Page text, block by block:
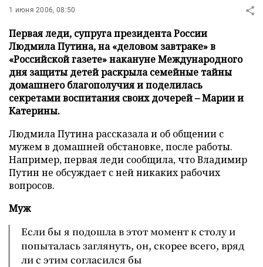
1 июня 2006, 08:50
Первая леди, супруга президента России
Людмила Путина, на «деловом завтраке» в
«Российской газете» накануне Международного
дня защиты детей раскрыла семейные тайны
домашнего благополучия и поделилась
секретами воспитания своих дочерей – Марии и
Катерины.
Людмила Путина рассказала и об общении с
мужем в домашней обстановке, после работы.
Например, первая леди сообщила, что Владимир
Путин не обсуждает с ней никаких рабочих
вопросов.
Муж
Если бы я подошла в этот момент к столу и
попыталась заглянуть, он, скорее всего, вряд
ли с этим согласился бы